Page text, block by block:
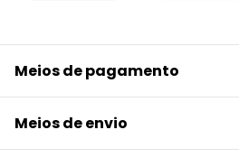
Meios de pagamento
Meios de envio